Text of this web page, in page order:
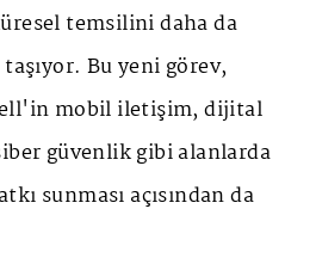
temsilini daha da
Bu yeni görev,
mobil iletişim, dijital
güvenlik gibi alanlarda
sunması açısından da